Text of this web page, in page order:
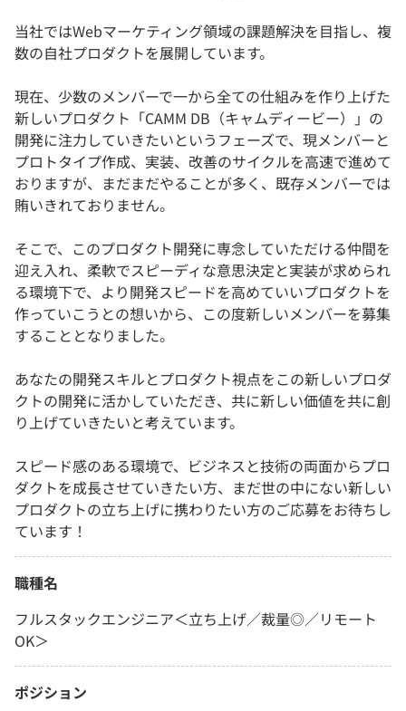
当社ではWebマーケティング領域の課題解決を目指し、複
数の自社プロダクトを展開しています。
現在、少数のメンバーで一から全ての仕組みを作り上げた
新しいプロダクト「CAMM DB（キャムディービー）」の
開発に注力していきたいというフェーズで、現メンバーと
プロトタイプ作成、実装、改善のサイクルを高速で進めて
おりますが、まだまだやることが多く、既存メンバーでは
賄いきれておりません。
そこで、このプロダクト開発に専念していただける仲間を
迎え入れ、柔軟でスピーディな意思決定と実装が求められ
る環境下で、より開発スピードを高めていいプロダクトを
作っていこうとの想いから、この度新しいメンバーを募集
することとなりました。
あなたの開発スキルとプロダクト視点をこの新しいプロダ
クトの開発に活かしていただき、共に新しい価値を共に創
り上げていきたいと考えています。
スピード感のある環境で、ビジネスと技術の両面からプロ
ダクトを成長させていきたい方、まだ世の中にない新しい
プロダクトの立ち上げに携わりたい方のご応募をお待ちし
ています！
職種名
フルスタックエンジニア＜立ち上げ／裁量◎／リモート
OK＞
ポジション